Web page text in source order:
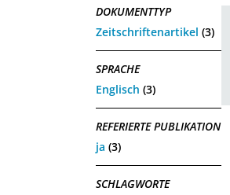
DOKUMENTTYP
Zeitschriftenartikel (3)
SPRACHE
Englisch (3)
REFERIERTE PUBLIKATION
ja (3)
SCHLAGWORTE